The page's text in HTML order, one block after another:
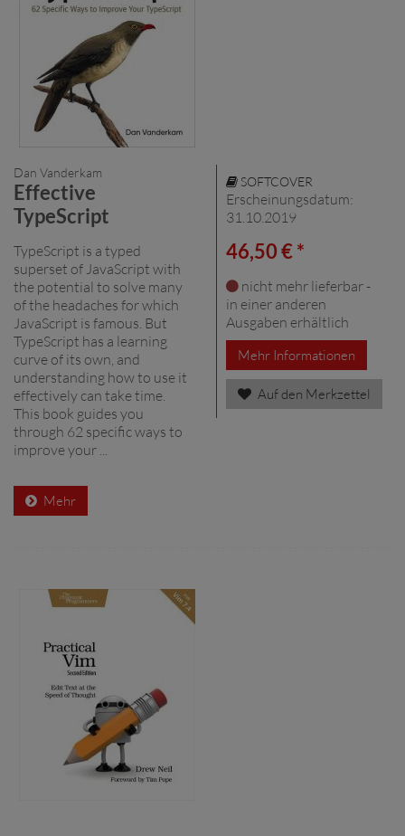
Dan Vanderkam
Effective
TypeScript
TypeScript is a typed
superset of JavaScript with
the potential to solve many
of the headaches for which
JavaScript is famous. But
TypeScript has a learning
curve of its own, and
understanding how to use it
effectively can take time.
This book guides you
through 62 specific ways to
improve your ...
Mehr
SOFTCOVER
Erscheinungsdatum:
31.10.2019
46,50 € *
nicht mehr lieferbar -
in einer anderen
Ausgaben erhältlich
Mehr Informationen
Auf den Merkzettel